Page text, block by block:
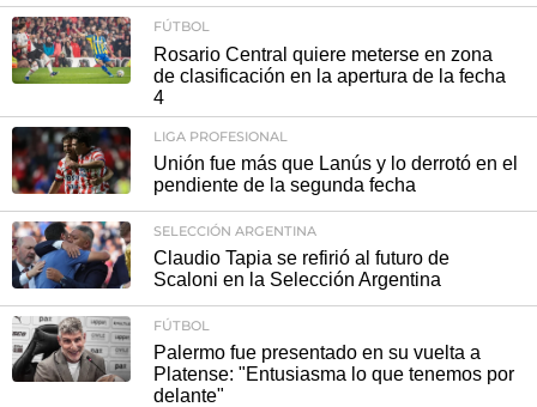
FÚTBOL
Rosario Central quiere meterse en zona
de clasificación en la apertura de la fecha
4
LIGA PROFESIONAL
Unión fue más que Lanús y lo derrotó en el
pendiente de la segunda fecha
SELECCIÓN ARGENTINA
Claudio Tapia se refirió al futuro de
Scaloni en la Selección Argentina
FÚTBOL
Palermo fue presentado en su vuelta a
Platense: "Entusiasma lo que tenemos por
delante"